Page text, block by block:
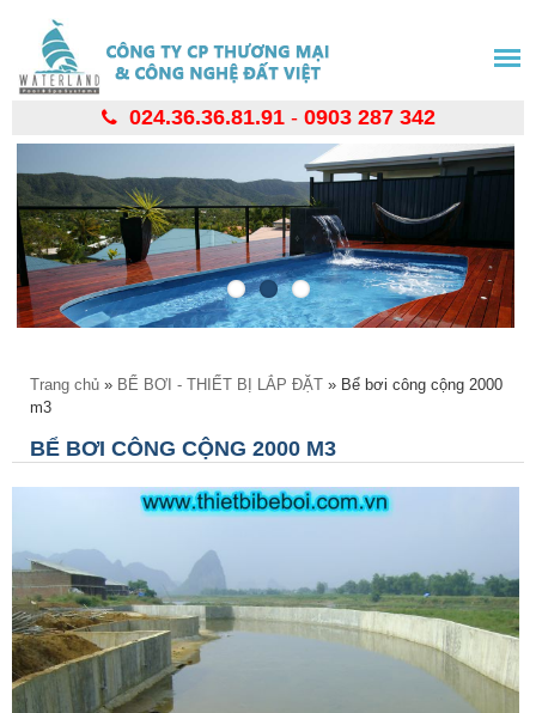
nội
dung
024.36.36.81.91- 0903 287 342
Bạn đang ở đây
Trang chủ » BỂ BƠI - THIẾT BỊ LẮP ĐẶT » Bể bơi công cộng 2000
m3
BỂ BƠI CÔNG CỘNG 2000 M3